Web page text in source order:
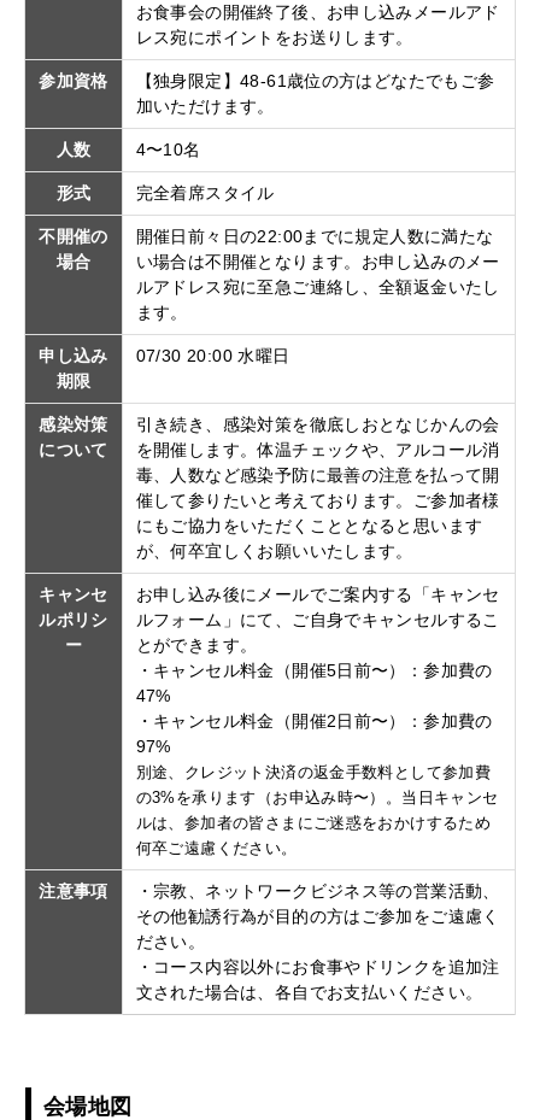
お食事会の開催終了後、お申し込みメールアド
レス宛にポイントをお送りします。
参加資格
【独身限定】48-61歳位の方はどなたでもご参
加いただけます。
人数 4〜10名
形式 完全着席スタイル
不開催の
場合
開催日前々日の22:00までに規定人数に満たな
い場合は不開催となります。お申し込みのメー
ルアドレス宛に至急ご連絡し、全額返金いたし
ます。
申し込み
期限
07/30 20:00 水曜日
感染対策
について
引き続き、感染対策を徹底しおとなじかんの会
を開催します。体温チェックや、アルコール消
毒、人数など感染予防に最善の注意を払って開
催して参りたいと考えております。ご参加者様
にもご協力をいただくこととなると思います
が、何卒宜しくお願いいたします。
キャンセ
ルポリシ
ー
お申し込み後にメールでご案内する「キャンセ
ルフォーム」にて、ご自身でキャンセルするこ
とができます。
・キャンセル料金（開催5日前〜）：参加費の
47%
・キャンセル料金（開催2日前〜）：参加費の
97%
別途、クレジット決済の返金手数料として参加費
の3%を承ります（お申込み時〜）。当日キャンセ
ルは、参加者の皆さまにご迷惑をおかけするため
何卒ご遠慮ください。
注意事項
・宗教、ネットワークビジネス等の営業活動、
その他勧誘行為が目的の方はご参加をご遠慮く
ださい。
・コース内容以外にお食事やドリンクを追加注
文された場合は、各自でお支払いください。
会場地図